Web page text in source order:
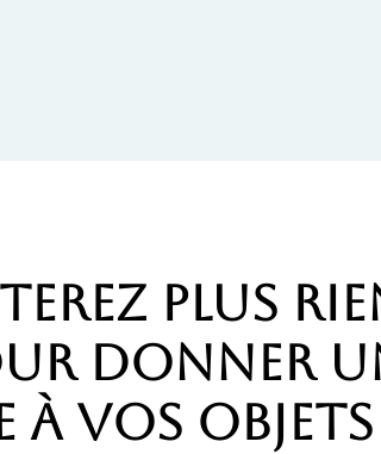
plus
donner
à vos